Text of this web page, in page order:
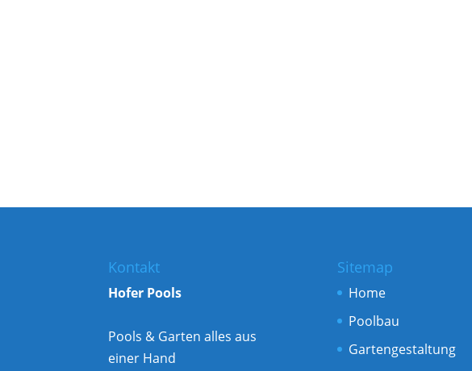
Kontakt
Hofer Pools
Pools & Garten alles aus
einer Hand
Sitemap
Home
Poolbau
Gartengestaltung